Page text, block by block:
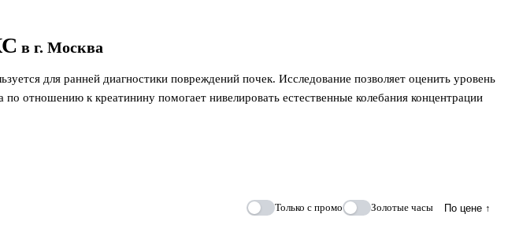
в г. Москва
для ранней диагностики повреждений почек. Исследование позволяет оценить уровень
отношению к креатинину помогает нивелировать естественные колебания концентрации
Только с промо Золотые часы По цене ↑